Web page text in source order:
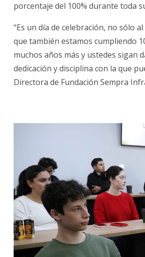
porcentaje del 100% durante toda
“Es un día de celebración, no sólo
que también estamos cumpliendo
muchos años más y ustedes sigan
dedicación y disciplina con la que
Directora de Fundación Sempra